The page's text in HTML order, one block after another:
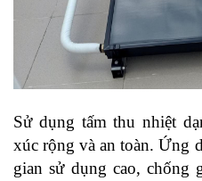
Sử dụng tấm thu nhiệt
xúc rộng và an toàn. Ứng
gian sử dụng cao, chống